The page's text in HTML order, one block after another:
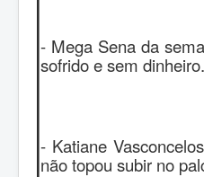
- Mega Sena da
sofrido e sem dinheiro.
- Katiane
não topou subir no